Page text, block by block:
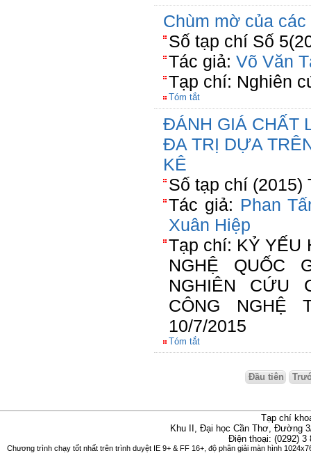
Chùm mờ của
Số tạp chí Số
Tác giả: Võ Văn
Tạp chí: Nghiên
Tóm tắt
ĐÁNH GIÁ CHẤT
ĐA TRỊ DỰA
KÊ
Số tạp chí (2015)
Tác giả: Phan
Xuân Hiệp
Tạp chí: KỶ YẾU
NGHỆ QUỐC
NGHIÊN CỨU
CÔNG NGHỆ
10/7/2015
Tóm tắt
Đầu tiên
Tạp chí
Khu II, Đại học Cần Thơ, Đường
Điện thoại: (0292)
Chương trình chạy tốt nhất trên trình duyệt IE 9+ & FF 16+, độ phân giải màn hình